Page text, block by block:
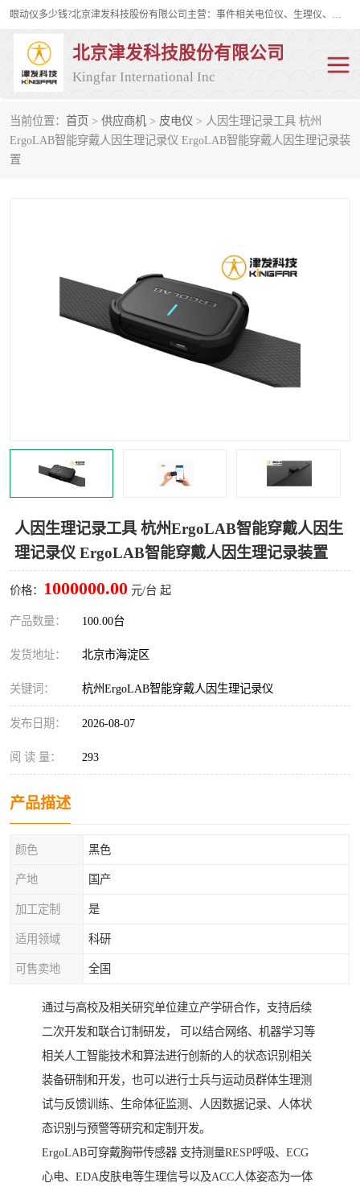
眼动仪多少钱?北京津发科技股份有限公司主营：事件相关电位仪、生理仪、肌电仪、脑电仪、皮电仪、眼动仪；是国家级高新技术企业、科技部认定的科技型中小企业和中关村高新技术企业，具备保密资格，具备自主进出口经营权；自主研发技术、产品与服务荣获多项省部级科学技术奖励、国家发明专利、国家软件著作权和省部级新技术新产品（服务）认证。
北京津发科技股份有限公司
Kingfar International Inc
当前位置： 首页 > 供应商机 > 皮电仪 > 人因生理记录工具 杭州
ErgoLAB智能穿戴人因生理记录仪 ErgoLAB智能穿戴人因生理记录装
置
人因生理记录工具 杭州ErgoLAB智能穿戴人因生
理记录仪 ErgoLAB智能穿戴人因生理记录装置
价格： 1000000.00 元/台 起
产品数量： 100.00台
发货地址： 北京市海淀区
关键词： 杭州ErgoLAB智能穿戴人因生理记录仪
发布日期： 2026-08-07
阅 读 量： 293
产品描述
颜色 黑色
产地 国产
加工定制 是
适用领域 科研
可售卖地 全国
通过与高校及相关研究单位建立产学研合作，支持后续
二次开发和联合订制研发， 可以结合网络、机器学习等
相关人工智能技术和算法进行创新的人的状态识别相关
装备研制和开发，也可以进行士兵与运动员群体生理测
试与反馈训练、生命体征监测、人因数据记录、人体状
态识别与预警等研究和定制开发。
ErgoLAB可穿戴胸带传感器 支持测量RESP呼吸、ECG
心电、EDA皮肤电等生理信号以及ACC人体姿态为一体
皮电仪 脑电仪
动作捕捉与生物力学
情绪与生理记录 人机交互实验室
神经营销与消费行为实验 车俩与驾驶模拟
人因测评专家系统